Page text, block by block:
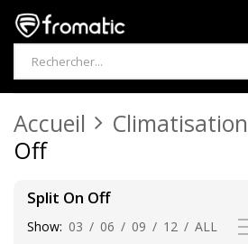
Products
search
Accueil Climatisation
Off
Split On Off
Show: 03 / 06 / 09 / 12 / ALL